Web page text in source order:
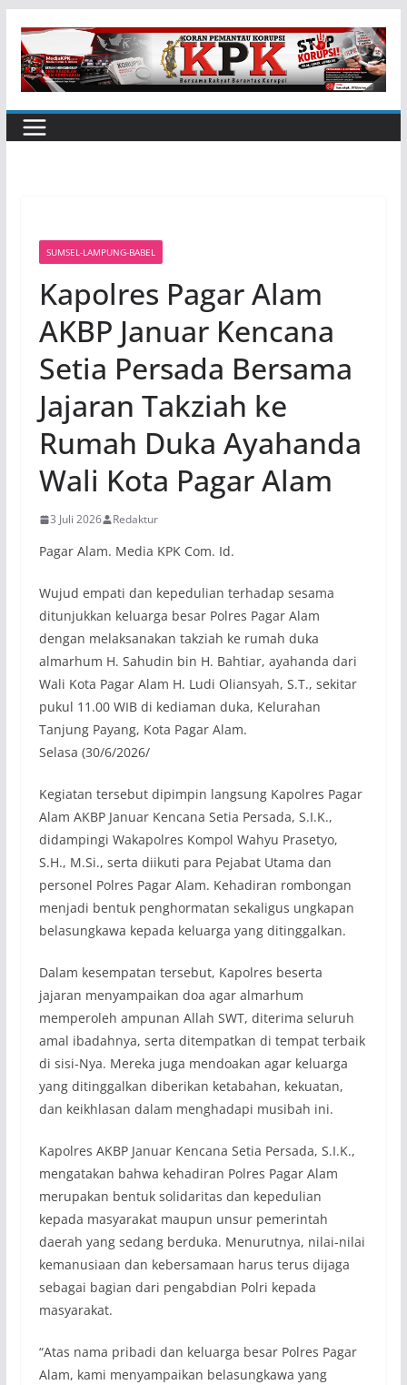
content
SUMSEL-LAMPUNG-BABEL
Kapolres Pagar Alam
AKBP Januar Kencana
Setia Persada Bersama
Jajaran Takziah ke
Rumah Duka Ayahanda
Wali Kota Pagar Alam
3 Juli 2026 Redaktur
Pagar Alam. Media KPK Com. Id.
Wujud empati dan kepedulian terhadap sesama
ditunjukkan keluarga besar Polres Pagar Alam
dengan melaksanakan takziah ke rumah duka
almarhum H. Sahudin bin H. Bahtiar, ayahanda dari
Wali Kota Pagar Alam H. Ludi Oliansyah, S.T., sekitar
pukul 11.00 WIB di kediaman duka, Kelurahan
Tanjung Payang, Kota Pagar Alam.
Selasa (30/6/2026/
Kegiatan tersebut dipimpin langsung Kapolres Pagar
Alam AKBP Januar Kencana Setia Persada, S.I.K.,
didampingi Wakapolres Kompol Wahyu Prasetyo,
S.H., M.Si., serta diikuti para Pejabat Utama dan
personel Polres Pagar Alam. Kehadiran rombongan
menjadi bentuk penghormatan sekaligus ungkapan
belasungkawa kepada keluarga yang ditinggalkan.
Dalam kesempatan tersebut, Kapolres beserta
jajaran menyampaikan doa agar almarhum
memperoleh ampunan Allah SWT, diterima seluruh
amal ibadahnya, serta ditempatkan di tempat terbaik
di sisi-Nya. Mereka juga mendoakan agar keluarga
yang ditinggalkan diberikan ketabahan, kekuatan,
dan keikhlasan dalam menghadapi musibah ini.
Kapolres AKBP Januar Kencana Setia Persada, S.I.K.,
mengatakan bahwa kehadiran Polres Pagar Alam
merupakan bentuk solidaritas dan kepedulian
kepada masyarakat maupun unsur pemerintah
daerah yang sedang berduka. Menurutnya, nilai-nilai
kemanusiaan dan kebersamaan harus terus dijaga
sebagai bagian dari pengabdian Polri kepada
masyarakat.
“Atas nama pribadi dan keluarga besar Polres Pagar
Alam, kami menyampaikan belasungkawa yang